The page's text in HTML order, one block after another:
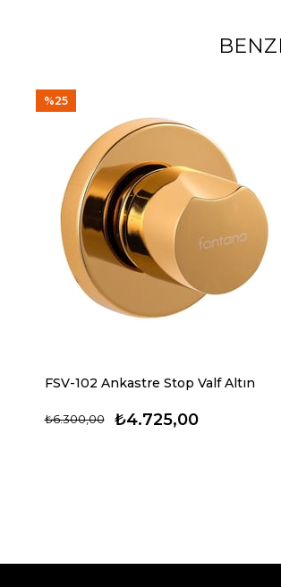
FSV-102 Ankastre Stop Valf Altın
₺4.725,00
₺6.300,00
%25